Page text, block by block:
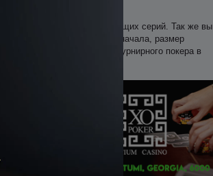
неделе, и анонсы грядущих серий. Так же вы
стоимость входа, время начала, размер
много времени на поиск турнирного покера в